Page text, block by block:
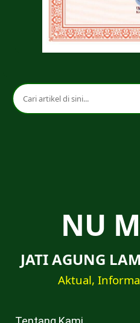
NU
JATI AGUNG
Aktual,